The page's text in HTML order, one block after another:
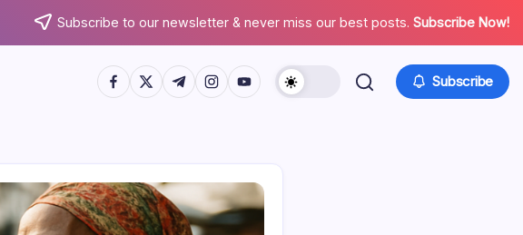
Subscribe to our newsletter & never miss our best posts. Subscribe Now!
https://www.facebook.com/
https://twitter.com/
https://t.me/
https://www.instagram.com/
https://youtube.com/ Subscribe